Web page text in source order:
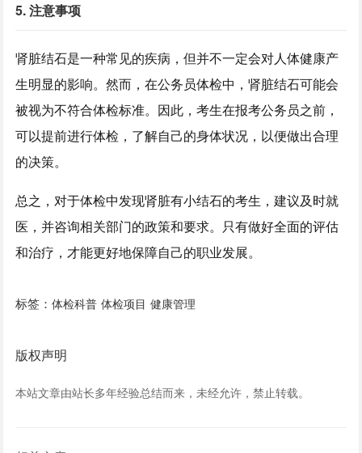
5. 注意事项
肾脏结石是一种常见的疾病，但并不一定会对人体健康产
生明显的影响。然而，在公务员体检中，肾脏结石可能会
被视为不符合体检标准。因此，考生在报考公务员之前，
可以提前进行体检，了解自己的身体状况，以便做出合理
的决策。
总之，对于体检中发现肾脏有小结石的考生，建议及时就
医，并咨询相关部门的政策和要求。只有做好全面的评估
和治疗，才能更好地保障自己的职业发展。
标签：体检科普 体检项目 健康管理
版权声明
本站文章由站长多年经验总结而来，未经允许，禁止转载。